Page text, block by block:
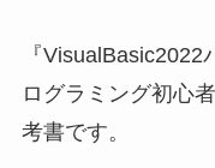
『
ログラミング初心
考書です。